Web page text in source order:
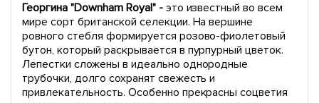
Георгина "Downham Royal" -это известный во всем
мире сорт британской селекции. На вершине
ровного стебля формируется розово-фиолетовый
бутон, который раскрывается в пурпурный цветок.
Лепестки сложены в идеально однородные
трубочки, долго сохранят свежесть и
привлекательность. Особенно прекрасны соцветия